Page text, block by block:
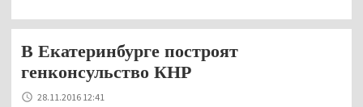
В Екатеринбурге построят
генконсульство КНР
28.11.2016 12:41